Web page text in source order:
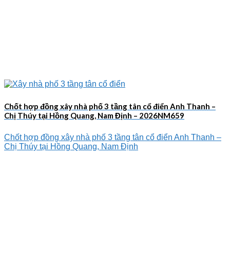
Chốt hợp đồng xây nhà phố 3 tầng tân cổ điển Anh Thanh –
Chị Thúy tại Hồng Quang, Nam Định – 2026NM659
Chốt hợp đồng xây nhà phố 3 tầng tân cổ điển Anh Thanh –
Chị Thúy tại Hồng Quang, Nam Định